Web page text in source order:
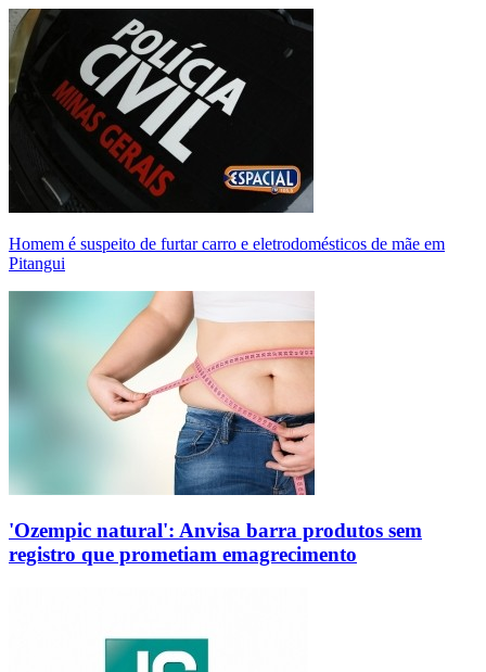
Homem é suspeito de furtar carro e eletrodomésticos de mãe em
Pitangui
'Ozempic natural': Anvisa barra produtos sem
registro que prometiam emagrecimento